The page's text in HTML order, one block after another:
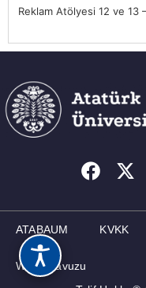
Reklam Atölyesi 12 ve 13
ATABAUM KVKK
Web Kılavuzu